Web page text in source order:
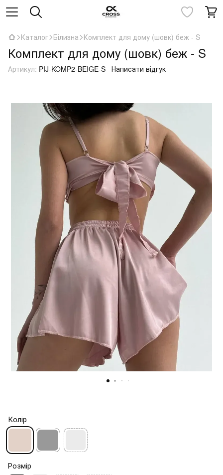
Каталог Білизна Комплект для дому (шовк) беж - S
Комплект для дому (шовк) беж - S
Артикул: PIJ-KOMP2-BEIGE-S Написати відгук
Колір
Розмір